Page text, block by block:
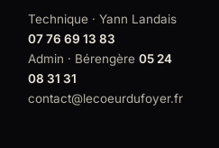
Technique · Yann Landais
07 76 69 13 83
Admin · Bérengère05 24
08 31 31
contact@lecoeurdufoyer.fr